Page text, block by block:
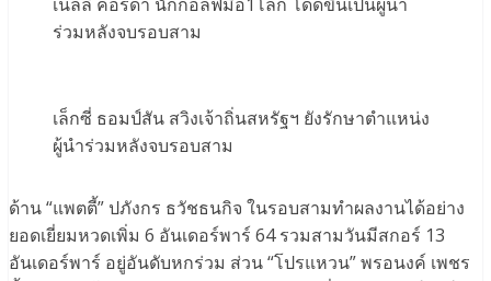
ร่วมหลังจบรอบสาม
เล็กซี่ ธอมป์สัน สวิงเจ้าถิ่นสหรัฐฯ ยังรักษาตำแหน่ง
ผู้นำร่วมหลังจบรอบสาม
ด้าน “แพตตี้” ปภังกร ธวัชธนกิจ ในรอบสามทำผลงานได้อย่าง
ยอดเยี่ยมหวดเพิ่ม 6 อันเดอร์พาร์ 64 รวมสามวันมีสกอร์ 13
อันเดอร์พาร์ อยู่อันดับหกร่วม ส่วน “โปรแหวน” พรอนงค์ เพชร